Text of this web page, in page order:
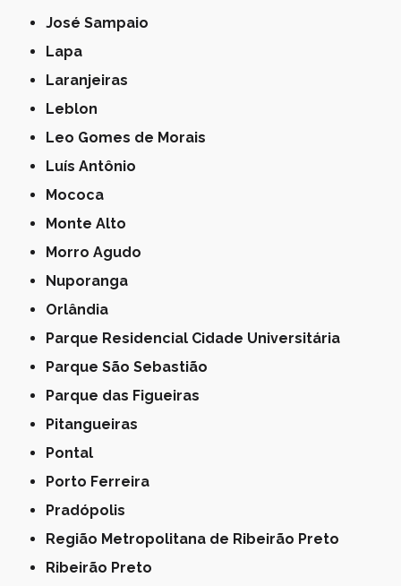
José Sampaio
Lapa
Laranjeiras
Leblon
Leo Gomes de Morais
Luís Antônio
Mococa
Monte Alto
Morro Agudo
Nuporanga
Orlândia
Parque Residencial Cidade Universitária
Parque São Sebastião
Parque das Figueiras
Pitangueiras
Pontal
Porto Ferreira
Pradópolis
Região Metropolitana de Ribeirão Preto
Ribeirão Preto